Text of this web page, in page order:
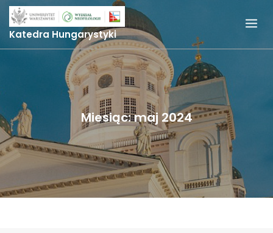
Skip
content
Katedra Hungarystyki
Miesiąc:maj 2024